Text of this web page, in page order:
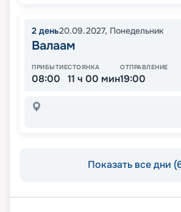
2 день20.09.2027, Понедельник
Валаам
ПРИБЫТИЕ
08:00
СТОЯНКА
11 ч 00 мин
ОТПРАВЛЕНИЕ
19:00
Показать все дни